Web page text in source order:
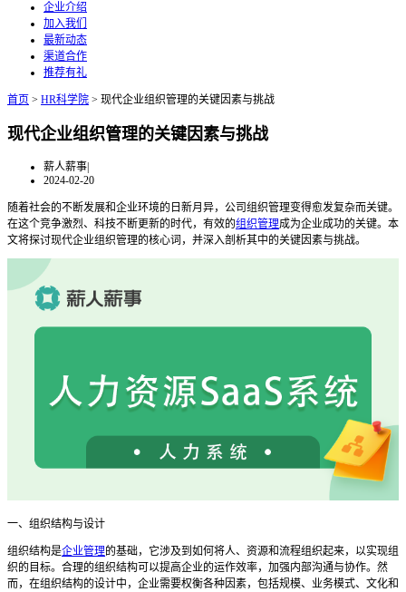
企业介绍
加入我们
最新动态
渠道合作
推荐有礼
首页 > HR科学院 > 现代企业组织管理的关键因素与挑战
现代企业组织管理的关键因素与挑战
薪人薪事|
2024-02-20
随着社会的不断发展和企业环境的日新月异，公司组织管理变得愈发复杂而关键。
在这个竞争激烈、科技不断更新的时代，有效的组织管理成为企业成功的关键。本
文将探讨现代企业组织管理的核心词，并深入剖析其中的关键因素与挑战。
一、组织结构与设计
组织结构是企业管理的基础，它涉及到如何将人、资源和流程组织起来，以实现组
织的目标。合理的组织结构可以提高企业的运作效率，加强内部沟通与协作。然
而，在组织结构的设计中，企业需要权衡各种因素，包括规模、业务模式、文化和